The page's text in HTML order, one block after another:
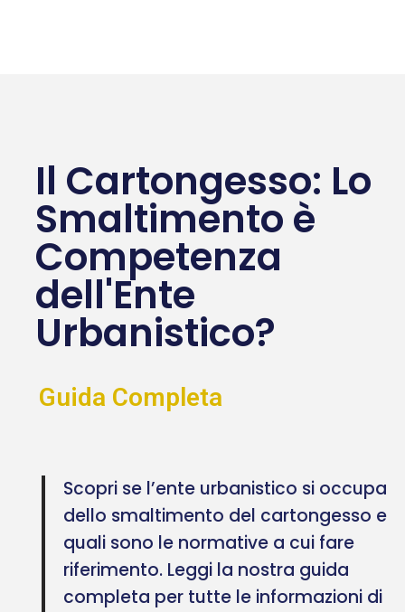
Il Cartongesso: Lo
Smaltimento è
Competenza
dell'Ente
Urbanistico?
Guida Completa
Scopri se l’ente urbanistico si occupa
dello smaltimento del cartongesso e
quali sono le normative a cui fare
riferimento. Leggi la nostra guida
completa per tutte le informazioni di